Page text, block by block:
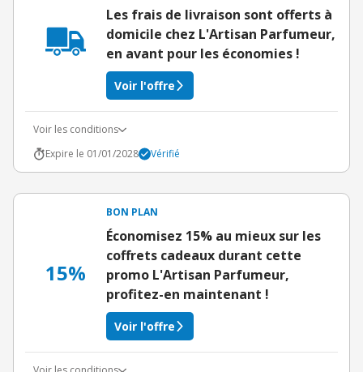
Les frais de livraison sont offerts à
domicile chez L'Artisan Parfumeur,
en avant pour les économies !
Voir l'offre
Voir les conditions
Expire le 01/01/2028
Vérifié
15%
BON PLAN
Économisez 15% au mieux sur les
coffrets cadeaux durant cette
promo L'Artisan Parfumeur,
profitez-en maintenant !
Voir l'offre